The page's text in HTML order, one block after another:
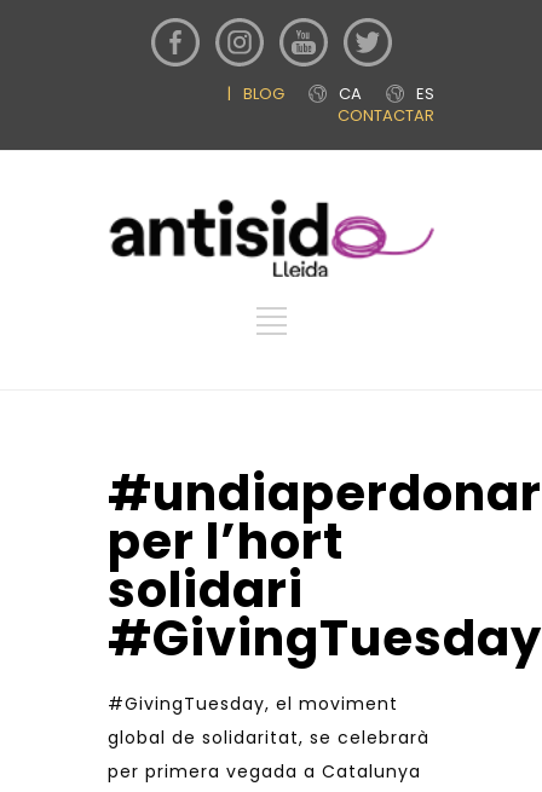
ES
CA
BLOG
|
CONTACTAR
#undiaperdonar
per l’hort
solidari
#GivingTuesday
#‎GivingTuesday‬, el moviment
global de solidaritat, se celebrarà
per primera vegada a Catalunya